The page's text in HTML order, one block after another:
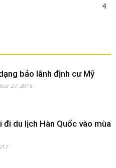
4
bảo lãnh định cư Mỹ
27, 2016
đi du lịch Hàn Quốc vào mùa